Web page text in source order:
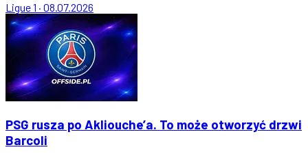
Ligue 1 · 08.07.2026
PSG rusza po Akliouche’a. To może otworzyć drzwi
Barcoli